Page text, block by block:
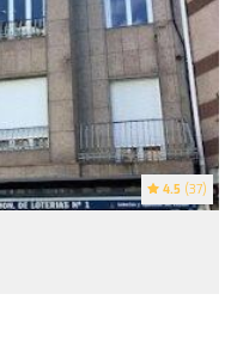
4.5 (37)